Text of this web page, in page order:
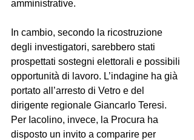
amministrative.
In cambio, secondo la ricostruzione
degli investigatori, sarebbero stati
prospettati sostegni elettorali e possibili
opportunità di lavoro. L’indagine ha già
portato all’arresto di Vetro e del
dirigente regionale Giancarlo Teresi.
Per Iacolino, invece, la Procura ha
disposto un invito a comparire per